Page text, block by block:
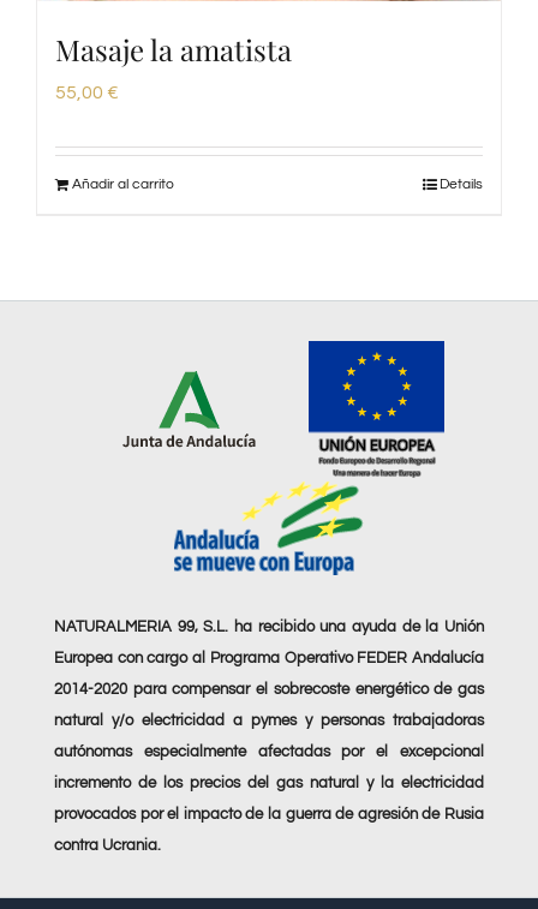
Masaje la amatista
55,00 €
Añadir al carrito Details
NATURALMERIA 99, S.L. ha recibido una ayuda de la Unión
Europea con cargo al Programa Operativo FEDER Andalucía
2014-2020 para compensar el sobrecoste energético de gas
natural y/o electricidad a pymes y personas trabajadoras
autónomas especialmente afectadas por el excepcional
incremento de los precios del gas natural y la electricidad
provocados por el impacto de la guerra de agresión de Rusia
contra Ucrania.